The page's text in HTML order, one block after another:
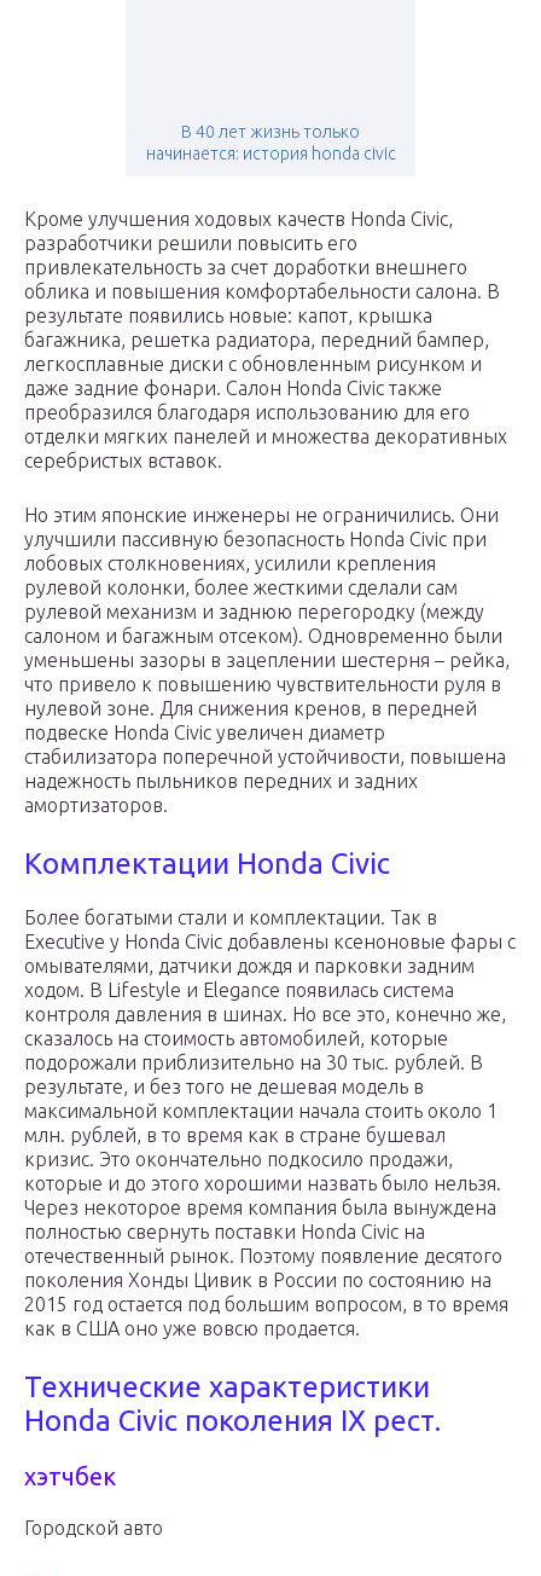
В 40 лет жизнь только
начинается: история honda civic
Кроме улучшения ходовых качеств Honda Civic,
разработчики решили повысить его
привлекательность за счет доработки внешнего
облика и повышения комфортабельности салона. В
результате появились новые: капот, крышка
багажника, решетка радиатора, передний бампер,
легкосплавные диски с обновленным рисунком и
даже задние фонари. Салон Honda Civic также
преобразился благодаря использованию для его
отделки мягких панелей и множества декоративных
серебристых вставок.
Но этим японские инженеры не ограничились. Они
улучшили пассивную безопасность Honda Civic при
лобовых столкновениях, усилили крепления
рулевой колонки, более жесткими сделали сам
рулевой механизм и заднюю перегородку (между
салоном и багажным отсеком). Одновременно были
уменьшены зазоры в зацеплении шестерня – рейка,
что привело к повышению чувствительности руля в
нулевой зоне. Для снижения кренов, в передней
подвеске Honda Civic увеличен диаметр
стабилизатора поперечной устойчивости, повышена
надежность пыльников передних и задних
амортизаторов.
Комплектации Honda Civic
Более богатыми стали и комплектации. Так в
Executive у Honda Civic добавлены ксеноновые фары с
омывателями, датчики дождя и парковки задним
ходом. В Lifestyle и Elegance появилась система
контроля давления в шинах. Но все это, конечно же,
сказалось на стоимость автомобилей, которые
подорожали приблизительно на 30 тыс. рублей. В
результате, и без того не дешевая модель в
максимальной комплектации начала стоить около 1
млн. рублей, в то время как в стране бушевал
кризис. Это окончательно подкосило продажи,
которые и до этого хорошими назвать было нельзя.
Через некоторое время компания была вынуждена
полностью свернуть поставки Honda Civic на
отечественный рынок. Поэтому появление десятого
поколения Хонды Цивик в России по состоянию на
2015 год остается под большим вопросом, в то время
как в США оно уже вовсю продается.
Технические характеристики
Honda Civic поколения IX рест.
хэтчбек
Городской авто